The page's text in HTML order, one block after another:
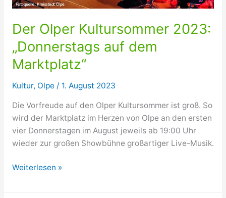
Der Olper Kultursommer 2023:
„Donnerstags auf dem
Marktplatz“
Kultur, Olpe/ 1. August 2023
Die Vorfreude auf den Olper Kultursommer ist groß. So
wird der Marktplatz im Herzen von Olpe an den ersten
vier Donnerstagen im August jeweils ab 19:00 Uhr
wieder zur großen Showbühne großartiger Live-Musik.
Der
Kultursommer
Weiterlesen »